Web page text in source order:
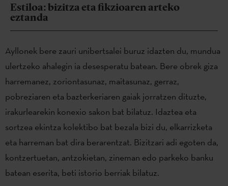
Estiloa: bizitza eta fikzioaren arteko
eztanda
Ayllonek bere zauri unibertsalei buruz idazten du, mundua
ulertzeko ahalegin ia desesperatu batean. Bere obrek giza
harremanez, zoriontasunaz, maitasunaz, gerraz,
pobreziaren eta bazterkeriaren gaiak jorratzen dituzte,
irakurlearekin konexio sakon bat bilatuz. Idaztea eta
sortzea ekintza kolektibo bat bezala bizi du, elkarrizketa
eta harreman bat dira berarentzat. Bizitzari adi egoten da,
kontzertuetan, antzokietan, zineman edo parkeko banku
batean eserita, beti istorio berriak bilatuz.